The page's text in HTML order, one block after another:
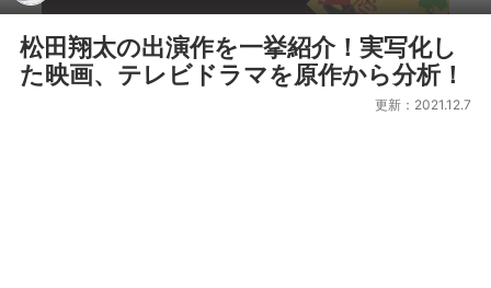
松田翔太の出演作を一挙紹介！実写化し
た映画、テレビドラマを原作から分析！
更新：2021.12.7